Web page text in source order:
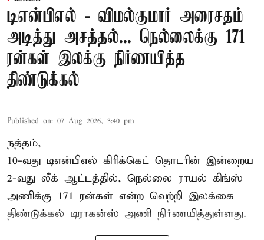
டிஎன்பிஎல் - விமல்குமார் அரைசதம்
அடித்து அசத்தல்... நெல்லைக்கு 171
ரன்கள் இலக்கு நிர்ணயித்த
திண்டுக்கல்
Published on: 07 Aug 2026, 3:40 pm
நத்தம்,
10-வது டிஎன்பிஎல் கிரிக்கெட் தொடரின் இன்றைய
2-வது லீக் ஆட்டத்தில், நெல்லை ராயல் கிங்ஸ்
அணிக்கு 171 ரன்கள் என்ற வெற்றி இலக்கை
திண்டுக்கல் டிராகன்ஸ் அணி நிர்ணயித்துள்ளது.